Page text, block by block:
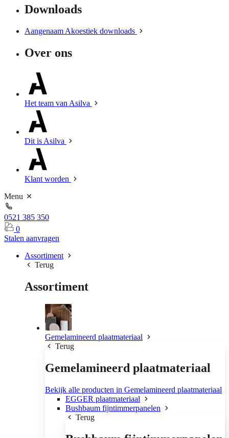
Downloads
Aangenaam Akoestiek downloads
Over ons
Het team van Asilva
Dit is Asilva
Klant worden
Menu
0521 385 350
0
Stalen aanvragen
Assortiment
Terug
Assortiment
Gemelamineerd plaatmateriaal
Terug
Gemelamineerd plaatmateriaal
Bekijk alle producten in Gemelamineerd plaatmateriaal
EGGER plaatmateriaal
Bushbaum fijntimmerpanelen
Terug